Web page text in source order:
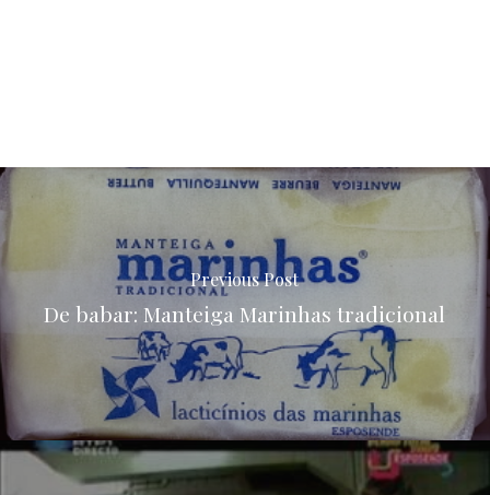
Previous Post
De babar: Manteiga Marinhas tradicional